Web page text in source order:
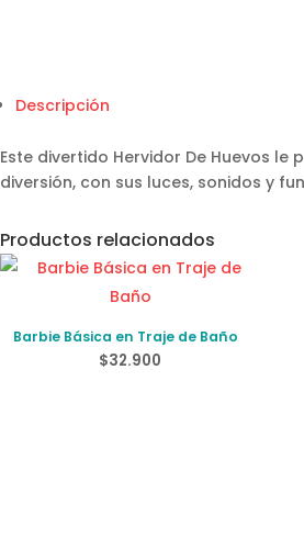
Descripción
Este divertido Hervidor De Huevos
diversión, con sus luces, sonidos y
Productos relacionados
Barbie Básica en Traje de Baño
$32.900